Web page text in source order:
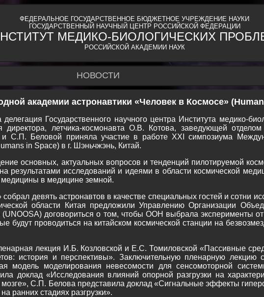
ФЕДЕРАЛЬНОЕ ГОСУДАРСТВЕННОЕ БЮДЖЕТНОЕ УЧРЕЖДЕНИЕ НАУКИ
ГОСУДАРСТВЕННЫЙ НАУЧНЫЙ ЦЕНТР РОССИЙСКОЙ ФЕДЕРАЦИИ
МЕДИКО-БИОЛОГИЧЕСКИХ
РОССИЙСКОЙ АКАДЕМИИ НАУК
НОВОСТИ
академии астронавтики «Человек в Космосе»
Государственного научного центра Института медико-
летчика-космонавта О.В. Котова, заведующей
и С.П. Беловой приняла участие в работе XXI симпозиума
in Space) в г. Шэньчжэнь, Китай.
основных, актуальных вопросов и тенденций пилотируемой
результатами исследований и идеями в области космической
в медицине земной.
девять астронавтов в качестве специальных гостей и сотни
области Китая предложили Управлению Организации
(UNOOSA) договориться о том, чтобы ООН выбрала эксперименты от
будут проводиться на китайском космической станции на
лекция И.Б. Козловской и Е.С. Томиловской «Пассивные
история и перспективы». Заключительную пленарную лекцию
модель моделирования невесомости для сенсомоторной
доклад «Исследования влияний опорной разгрузки на
мозге», С.П. Белова представила доклад «Сигнальные эффекты
ранних стадиях разгрузки».